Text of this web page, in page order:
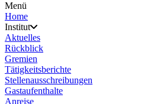
Menü
Home
Institut
Aktuelles
Rückblick
Gremien
Tätigkeitsberichte
Stellenausschreibungen
Gastaufenthalte
Anreise